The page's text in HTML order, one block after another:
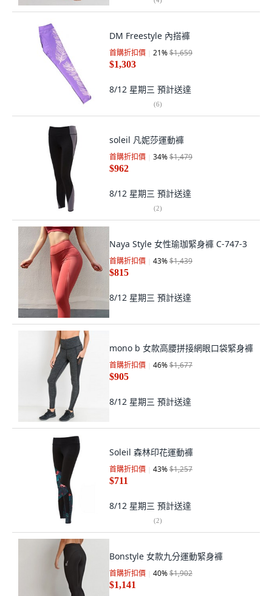
DM Freestyle 內搭褲
首購折扣價 21%$1,659
$1,303
8/12 星期三 預計送達
(6)
soleil 凡妮莎運動褲
首購折扣價 34%$1,479
$962
8/12 星期三 預計送達
(2)
Naya Style 女性瑜珈緊身褲 C-747-3
首購折扣價 43%$1,439
$815
8/12 星期三 預計送達
mono b 女款高腰拼接網眼口袋緊身褲
首購折扣價 46%$1,677
$905
8/12 星期三 預計送達
Soleil 森林印花運動褲
首購折扣價 43%$1,257
$711
8/12 星期三 預計送達
(2)
Bonstyle 女款九分運動緊身褲
首購折扣價 40%$1,902
$1,141